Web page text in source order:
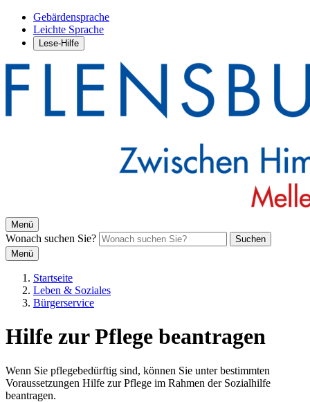
Gebärdensprache
Leichte Sprache
Lese-Hilfe
Menü
Wonach suchen Sie?
Suchen
Menü
Startseite
Leben & Soziales
Bürgerservice
Hilfe zur Pflege beantragen
Wenn Sie pflegebedürftig sind, können Sie unter bestimmten
Voraussetzungen Hilfe zur Pflege im Rahmen der Sozialhilfe
beantragen.